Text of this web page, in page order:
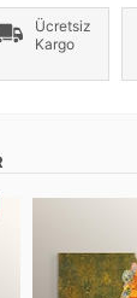
Ücretsiz
Kargo